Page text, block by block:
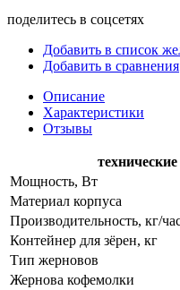
поделитесь в соцсетях
Добавить в список
Добавить в сравнения
Описание
Характеристики
Отзывы
Мощность, Вт
Материал корпуса
Производительность, кг/
Контейнер для зёрен, кг
Тип жерновов
Жернова кофемолки